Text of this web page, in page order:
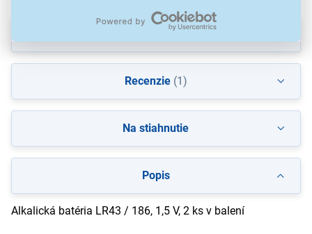
Popis
Alkalická batéria LR43 / 186, 1,5 V, 2 ks v balení
Parametre
Recenzie(1)
Na stiahnutie